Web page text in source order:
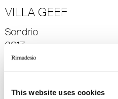
This website uses cookies
VILLA GEEF
Sondrio
2017
Residential
→ Mehr sehen